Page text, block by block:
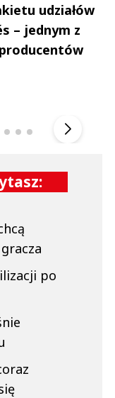
udziałów
– jednym z
po